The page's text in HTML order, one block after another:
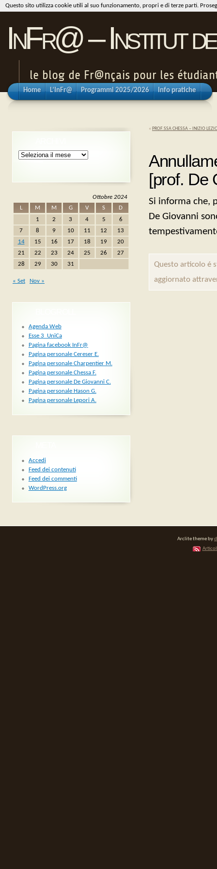
InFr@ – Institut
le blog de Fr@nçais pour les
Home L’InFr@ Programmi 2025/2026 Info pratiche
« PROF.SSA CHESSA – INIZIO
[prof. De
Si informa che,
De Giovanni
Questo articolo é
aggiornato
Archivi
Ottobre 2024
L
M M G V S
D
1
2 3 4 5
6
7
8 9 10 11 12
13
14
15 16 17 18 19
20
21
22 23 24 25 26
27
28
29 30 31
« Set Nov »
Agenda Web
Esse 3_UniCa
Pagina facebook InFr@
Pagina personale Cereser E.
Pagina personale Charpentier M.
Pagina personale Chessa F.
Pagina personale De Giovanni C.
Pagina personale Hason G.
Pagina personale Lepori A.
Accedi
Feed dei contenuti
Feed dei commenti
WordPress.org
Arclite theme by
Questo sito utilizza cookie utili al suo funzionamento, propri e di terze parti.